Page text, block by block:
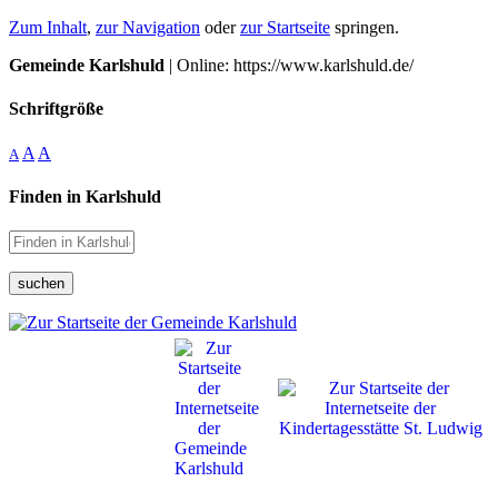
Zum Inhalt, zur Navigation oderzur Startseite springen.
Gemeinde Karlshuld | Online: https://www.karlshuld.de/
Schriftgröße
A A A
Finden in Karlshuld
suchen